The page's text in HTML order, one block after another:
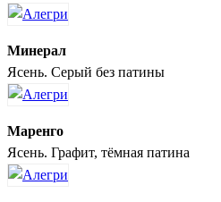
Минерал
Ясень. Серый без патины
Маренго
Ясень. Графит, тёмная патина